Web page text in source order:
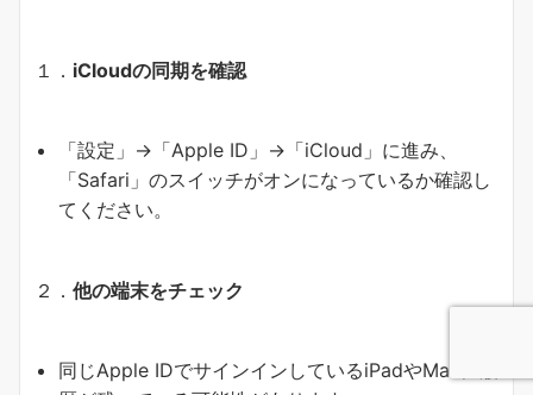
１． iCloudの同期を確認
「設定」→「Apple ID」→「iCloud」に進み、
「Safari」のスイッチがオンになっているか確認し
てください。
２． 他の端末をチェック
同じApple IDでサインインしているiPadやMacに履